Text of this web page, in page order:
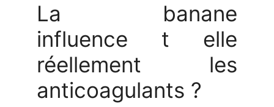
La banane
influence t elle
réellement les
anticoagulants ?